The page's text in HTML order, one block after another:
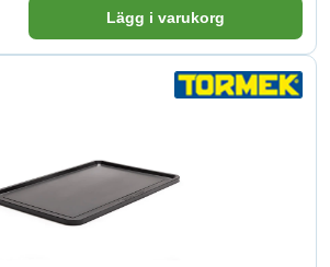
Lägg i varukorg